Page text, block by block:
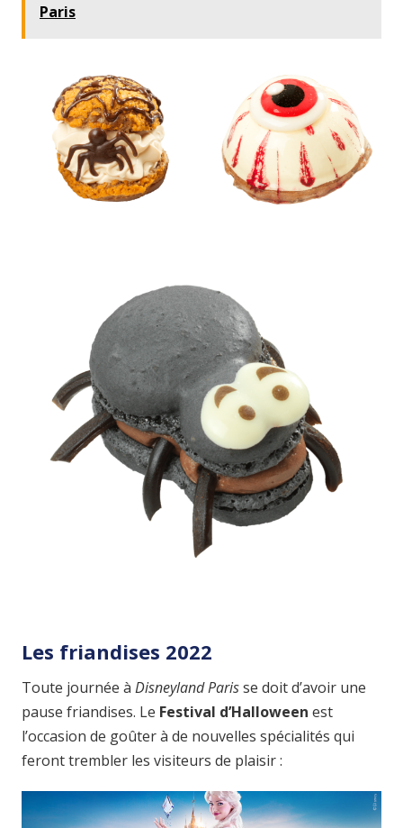
Paris
Les friandises 2022
Toute journée à Disneyland Parisse doit d’avoir une
pause friandises. Le Festival d’Halloween est
l’occasion de goûter à de nouvelles spécialités qui
feront trembler les visiteurs de plaisir :